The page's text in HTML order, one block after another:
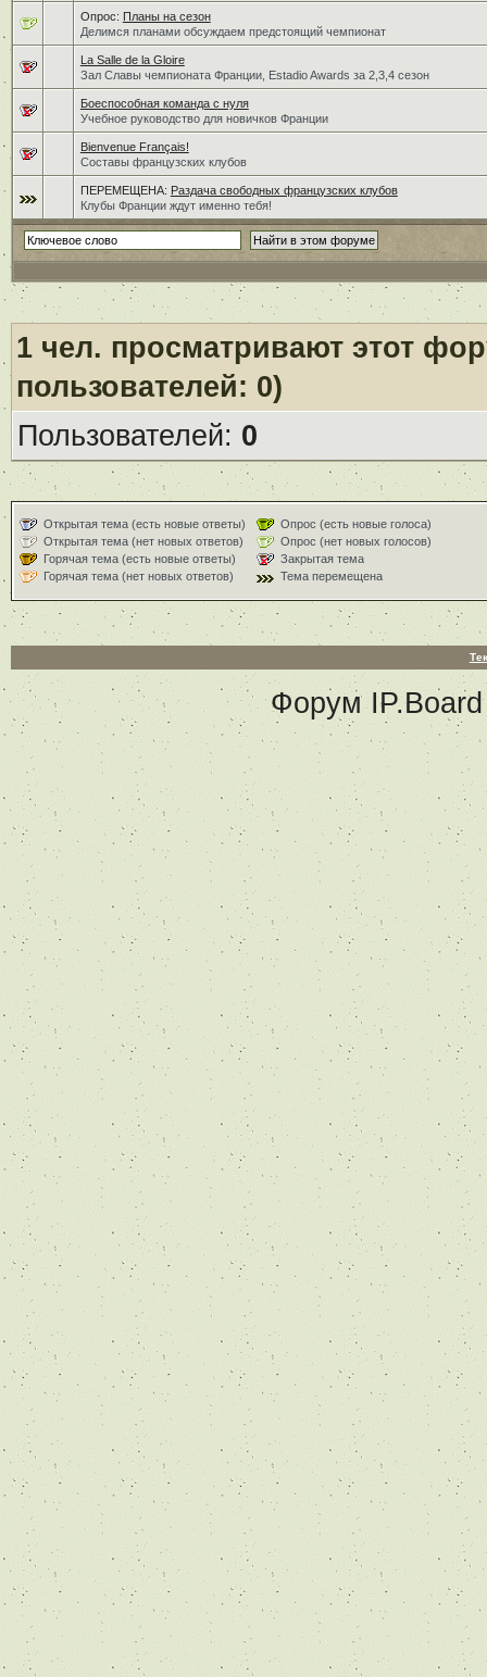
Опрос: Планы на сезон
Делимся планами обсуждаем предстоящий чемпионат
La Salle de la Gloire
Зал Славы чемпионата Франции, Estadio Awards за 2,3,4 сезон
Боеспособная команда с нуля
Учебное руководство для новичков Франции
Bienvenue Français!
Составы французских клубов
ПЕРЕМЕЩЕНА: Раздача свободных французских клубов
Клубы Франции ждут именно тебя!
1чел. просматривают этот
пользователей: 0)
Пользователей: 0
Открытая тема (есть новые ответы)
Открытая тема (нет новых ответов)
Горячая тема (есть новые ответы)
Горячая тема (нет новых ответов)
Опрос (есть новые голоса)
Опрос (нет новых голосов)
Закрытая тема
Тема перемещена
Форум IP.Board